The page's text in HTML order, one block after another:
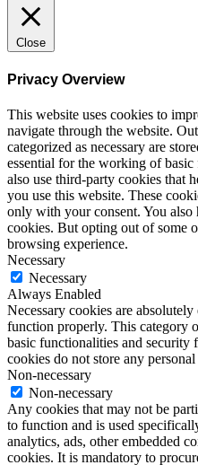
Close
Privacy Overview
This website uses cookies to
navigate through the website.
categorized as necessary are
essential for the working of
also use third-party cookies that
you use this website. These
only with your consent. You also
cookies. But opting out of some
browsing experience.
Necessary
Necessary
Always Enabled
Necessary cookies are
function properly. This category
basic functionalities and security
cookies do not store any
Non-necessary
Non-necessary
Any cookies that may not be
to function and is used
analytics, ads, other embedded
cookies. It is mandatory to